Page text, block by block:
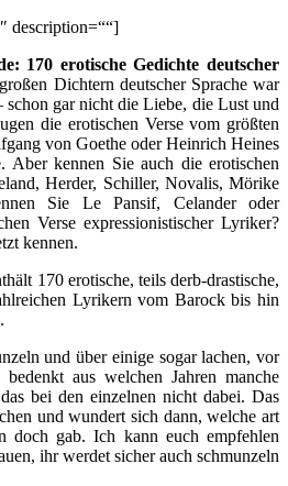
description=““]
170 erotische Gedichte deutscher
Dichtern deutscher Sprache war
schon gar nicht die Liebe, die Lust und
die erotischen Verse vom größten
von Goethe oder Heinrich Heines
Aber kennen Sie auch die erotischen
Herder, Schiller, Novalis, Mörike
Sie Le Pansif, Celander oder
Verse expressionistischer Lyriker?
kennen.
170 erotische, teils derb-drastische,
Lyrikern vom Barock bis hin
und über einige sogar lachen, vor
aus welchen Jahren manche
bei den einzelnen nicht dabei. Das
und wundert sich dann, welche art
doch gab. Ich kann euch empfehlen
ihr werdet sicher auch schmunzeln